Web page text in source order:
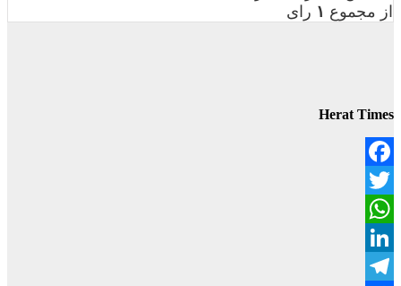
از مجموع ۱ رای
Herat Times
Facebook
Twitter
WhatsApp
LinkedIn